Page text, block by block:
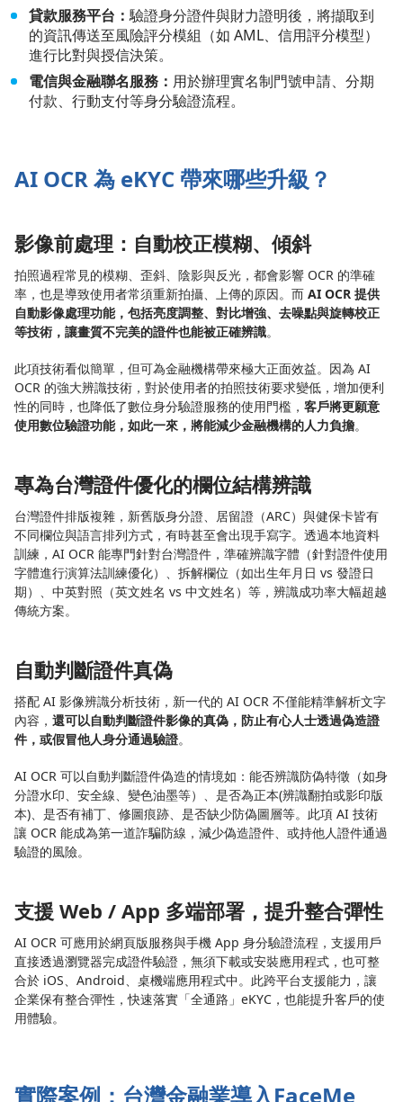
貸款服務平台：驗證身分證件與財力證明後，將擷取到
的資訊傳送至風險評分模組（如 AML、信用評分模型）
進行比對與授信決策。
電信與金融聯名服務： 用於辦理實名制門號申請、分期
付款、行動支付等身分驗證流程。
AI OCR 為 eKYC 帶來哪些升級？
影像前處理：自動校正模糊、傾斜
拍照過程常見的模糊、歪斜、陰影與反光，都會影響 OCR 的準確
率，也是導致使用者常須重新拍攝、上傳的原因。而AI OCR 提供
自動影像處理功能，包括亮度調整、對比增強、去噪點與旋轉校正
等技術，讓畫質不完美的證件也能被正確辨識。
此項技術看似簡單，但可為金融機構帶來極大正面效益。因為 AI
OCR 的強大辨識技術，對於使用者的拍照技術要求變低，增加便利
性的同時，也降低了數位身分驗證服務的使用門檻，客戶將更願意
使用數位驗證功能，如此一來，將能減少金融機構的人力負擔。
專為台灣證件優化的欄位結構辨識
台灣證件排版複雜，新舊版身分證、居留證（ARC）與健保卡皆有
不同欄位與語言排列方式，有時甚至會出現手寫字。透過本地資料
訓練，AI OCR 能專門針對台灣證件，準確辨識字體（針對證件使用
字體進行演算法訓練優化）、拆解欄位（如出生年月日 vs 發證日
期）、中英對照（英文姓名 vs 中文姓名）等，辨識成功率大幅超越
傳統方案。
自動判斷證件真偽
搭配 AI 影像辨識分析技術，新一代的 AI OCR 不僅能精準解析文字
內容，還可以自動判斷證件影像的真偽，防止有心人士透過偽造證
件，或假冒他人身分通過驗證。
AI OCR 可以自動判斷證件偽造的情境如：能否辨識防偽特徵（如身
分證水印、安全線、變色油墨等）、是否為正本(辨識翻拍或影印版
本)、是否有補丁、修圖痕跡、是否缺少防偽圖層等。此項 AI 技術
讓 OCR 能成為第一道詐騙防線，減少偽造證件、或持他人證件通過
驗證的風險。
支援 Web / App 多端部署，提升整合彈性
AI OCR 可應用於網頁版服務與手機 App 身分驗證流程，支援用戶
直接透過瀏覽器完成證件驗證，無須下載或安裝應用程式，也可整
合於 iOS、Android、桌機端應用程式中。此跨平台支援能力，讓
企業保有整合彈性，快速落實「全通路」eKYC，也能提升客戶的使
用體驗。
實際案例：台灣金融業導入FaceMe